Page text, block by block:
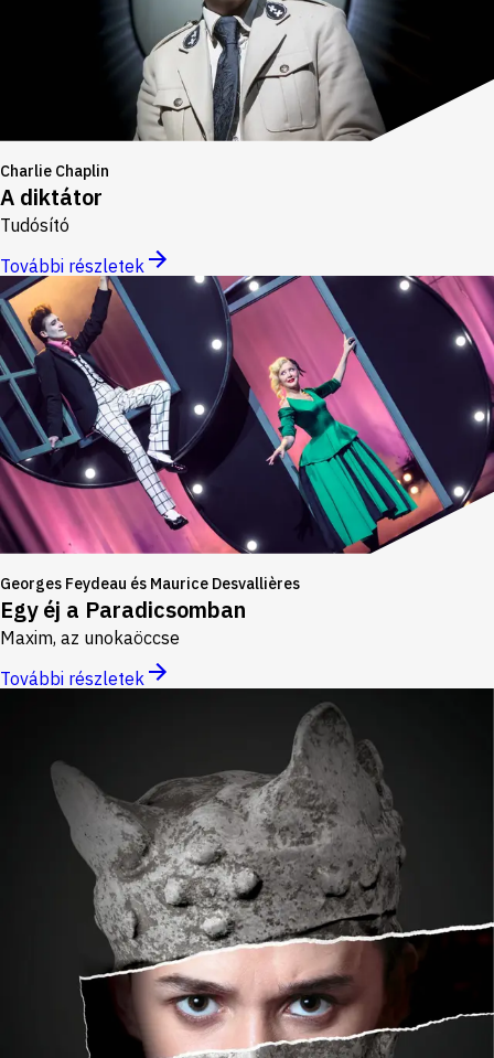
Charlie Chaplin
A diktátor
Tudósító
További részletek
Georges Feydeau és Maurice Desvallières
Egy éj a Paradicsomban
Maxim, az unokaöccse
További részletek